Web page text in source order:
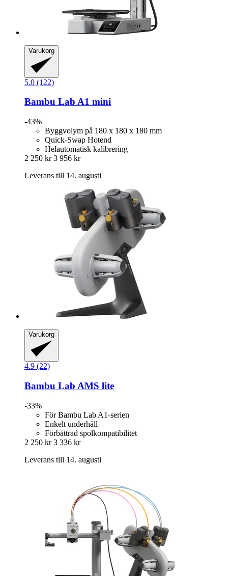
Varukorg
5.0 (122)
Bambu Lab A1 mini
-43%
Byggvolym på 180 x 180 x 180 mm
Quick-Swap Hotend
Helautomatisk kalibrering
2 250 kr 3 956 kr
Leverans till 14. augusti
Varukorg
4.9 (22)
Bambu Lab AMS lite
-33%
För Bambu Lab A1-serien
Enkelt underhåll
Förbättrad spolkompatibilitet
2 250 kr 3 336 kr
Leverans till 14. augusti